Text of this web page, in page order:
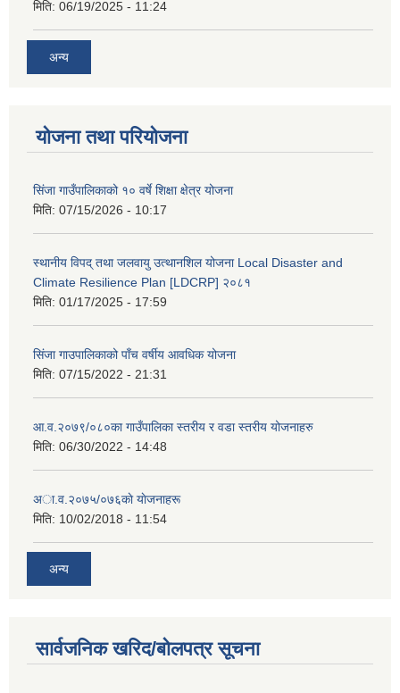
मिति: 06/19/2025 - 11:24
अन्य
योजना तथा परियोजना
सिंजा गाउँपालिकाको १० वर्षे शिक्षा क्षेत्र योजना
मिति: 07/15/2026 - 10:17
स्थानीय विपद् तथा जलवायु उत्थानशिल योजना Local Disaster and
Climate Resilience Plan [LDCRP] २०८१
मिति: 01/17/2025 - 17:59
सिंजा गाउपालिकाको पाँच वर्षीय आवधिक योजना
मिति: 07/15/2022 - 21:31
आ.व.२०७९/०८०का गाउँपालिका स्तरीय र वडा स्तरीय योजनाहरु
मिति: 06/30/2022 - 14:48
अा‍‍.व.२०७५/०७६काे याेजनाहरू
मिति: 10/02/2018 - 11:54
अन्य
सार्वजनिक खरिद/बोलपत्र सूचना